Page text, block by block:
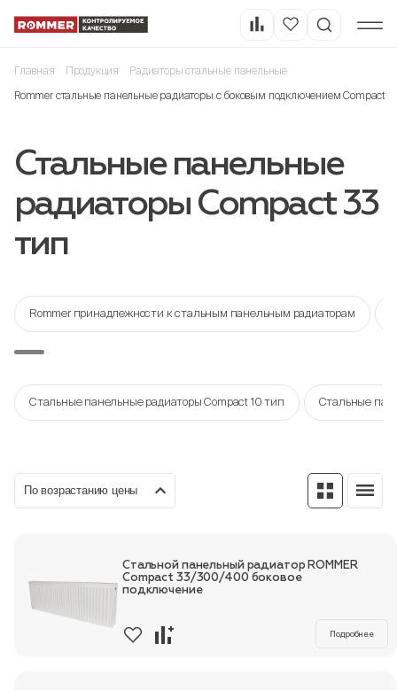
Пн-Пт, 9:00—18:00 +7 800 700 74 63
Главная Продукция Радиаторы стальные панельные
Rommer стальные панельные радиаторы с боковым подключением Compact
Стальные панельные
радиаторы Compact 33
тип
Rommer принадлежности к стальным панельным радиаторам
Стальные панельные радиаторы Compact 10 тип Стальные
По возрастанию цены
Подробнее
Стальной панельный радиатор ROMMER
Compact 33/300/400 боковое
подключение